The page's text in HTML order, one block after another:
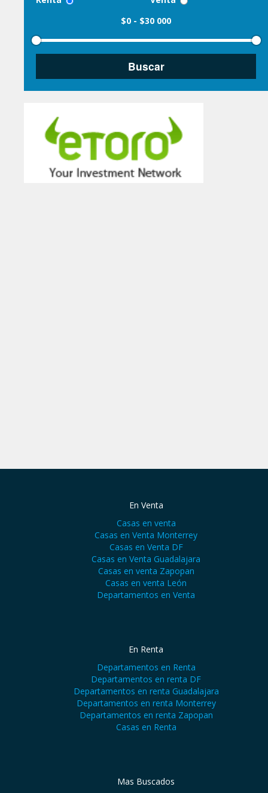
$0 - $30 000
En Venta
Casas en venta
Casas en Venta Monterrey
Casas en Venta DF
Casas en Venta Guadalajara
Casas en venta Zapopan
Casas en venta León
Departamentos en Venta
En Renta
Departamentos en Renta
Departamentos en renta DF
Departamentos en renta Guadalajara
Departamentos en renta Monterrey
Departamentos en renta Zapopan
Casas en Renta
Mas Buscados